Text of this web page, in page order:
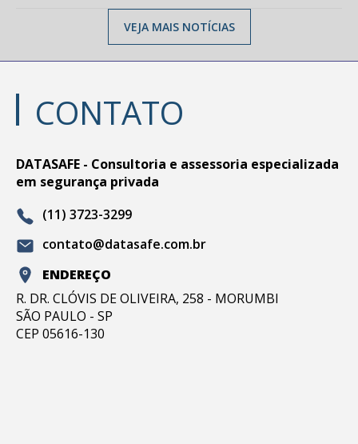
VEJA MAIS NOTÍCIAS
CONTATO
DATASAFE - Consultoria e assessoria especializada
em segurança privada
(11) 3723-3299
contato@datasafe.com.br
ENDEREÇO
R. DR. CLÓVIS DE OLIVEIRA, 258 - MORUMBI
SÃO PAULO - SP
CEP 05616-130